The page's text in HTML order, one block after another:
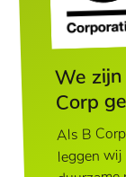
We
Corp
Als B
leggen